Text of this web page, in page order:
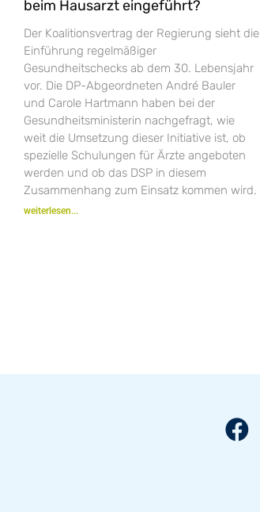
beim Hausarzt eingeführt?
Der Koalitionsvertrag der Regierung sieht die
Einführung regelmäßiger
Gesundheitschecks ab dem 30. Lebensjahr
vor. Die DP-Abgeordneten André Bauler
und Carole Hartmann haben bei der
Gesundheitsministerin nachgefragt, wie
weit die Umsetzung dieser Initiative ist, ob
spezielle Schulungen für Ärzte angeboten
werden und ob das DSP in diesem
Zusammenhang zum Einsatz kommen wird.
weiterlesen...